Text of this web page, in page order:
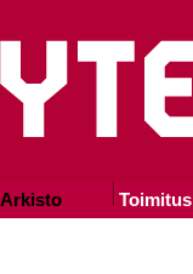
Arkisto Toimitus